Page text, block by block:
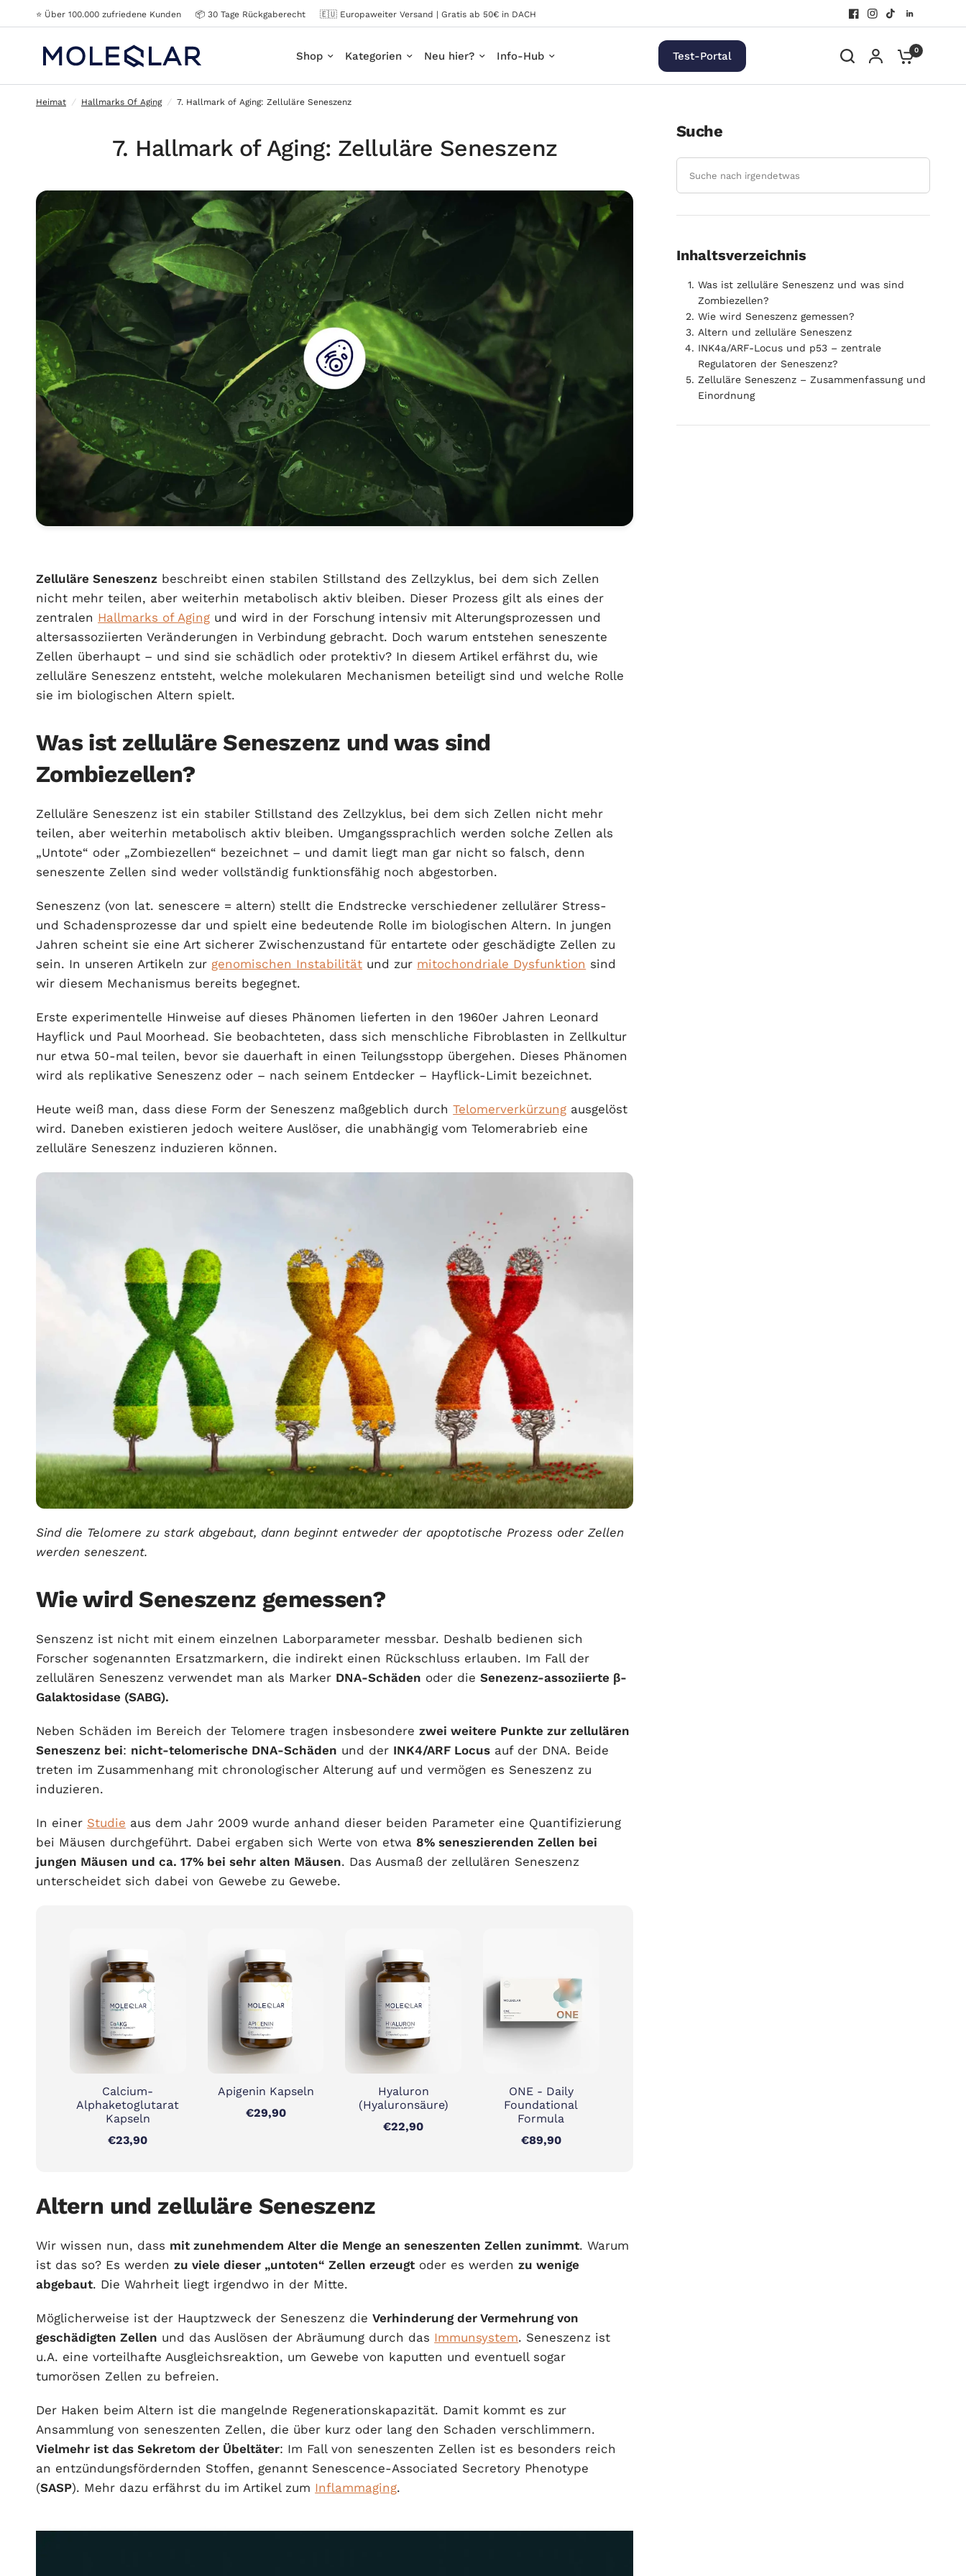
⭐️ Über 100.000 zufriedene Kunden 📦 30 Tage Rückgaberecht 🇪🇺 Europaweiter Versand | Gratis ab 50€ in DACH
Shop Kategorien Neu hier? Info-Hub Test-Portal 0
Heimat / Hallmarks Of Aging / 7. Hallmark of Aging: Zelluläre Seneszenz
7. Hallmark of Aging: Zelluläre Seneszenz
Zelluläre Seneszenz beschreibt einen stabilen Stillstand des Zellzyklus, bei dem sich Zellen
nicht mehr teilen, aber weiterhin metabolisch aktiv bleiben. Dieser Prozess gilt als eines der
zentralen Hallmarks of Aging und wird in der Forschung intensiv mit Alterungsprozessen und
altersassoziierten Veränderungen in Verbindung gebracht. Doch warum entstehen seneszente
Zellen überhaupt – und sind sie schädlich oder protektiv? In diesem Artikel erfährst du, wie
zelluläre Seneszenz entsteht, welche molekularen Mechanismen beteiligt sind und welche Rolle
sie im biologischen Altern spielt.
Was ist zelluläre Seneszenz und was sind
Zombiezellen?
Zelluläre Seneszenz ist ein stabiler Stillstand des Zellzyklus, bei dem sich Zellen nicht mehr
teilen, aber weiterhin metabolisch aktiv bleiben. Umgangssprachlich werden solche Zellen als
„Untote“ oder „Zombiezellen“ bezeichnet – und damit liegt man gar nicht so falsch, denn
seneszente Zellen sind weder vollständig funktionsfähig noch abgestorben.
Seneszenz (von lat. senescere = altern) stellt die Endstrecke verschiedener zellulärer Stress-
und Schadensprozesse dar und spielt eine bedeutende Rolle im biologischen Altern. In jungen
Jahren scheint sie eine Art sicherer Zwischenzustand für entartete oder geschädigte Zellen zu
sein. In unseren Artikeln zur genomischen Instabilität und zur mitochondriale Dysfunktion sind
wir diesem Mechanismus bereits begegnet.
Erste experimentelle Hinweise auf dieses Phänomen lieferten in den 1960er Jahren Leonard
Hayflick und Paul Moorhead. Sie beobachteten, dass sich menschliche Fibroblasten in Zellkultur
nur etwa 50-mal teilen, bevor sie dauerhaft in einen Teilungsstopp übergehen. Dieses Phänomen
wird als replikative Seneszenz oder – nach seinem Entdecker – Hayflick-Limit bezeichnet.
Heute weiß man, dass diese Form der Seneszenz maßgeblich durchTelomerverkürzung ausgelöst
wird. Daneben existieren jedoch weitere Auslöser, die unabhängig vom Telomerabrieb eine
zelluläre Seneszenz induzieren können.
Sind die Telomere zu stark abgebaut, dann beginnt entweder der apoptotische Prozess oder Zellen
werden seneszent.
Wie wird Seneszenz gemessen?
Senszenz ist nicht mit einem einzelnen Laborparameter messbar. Deshalb bedienen sich
Forscher sogenannten Ersatzmarkern, die indirekt einen Rückschluss erlauben. Im Fall der
zellulären Seneszenz verwendet man als Marker DNA-Schäden oder dieSenezenz-assoziierte β-
Galaktosidase (SABG).
Neben Schäden im Bereich der Telomere tragen insbesonderezwei weitere Punkte zur zellulären
Seneszenz bei: nicht-telomerische DNA-Schäden und der INK4/ARF Locus auf der DNA. Beide
treten im Zusammenhang mit chronologischer Alterung auf und vermögen es Seneszenz zu
induzieren.
In einer Studie aus dem Jahr 2009 wurde anhand dieser beiden Parameter eine Quantifizierung
bei Mäusen durchgeführt. Dabei ergaben sich Werte von etwa 8% seneszierenden Zellen bei
jungen Mäusen und ca. 17% bei sehr alten Mäusen. Das Ausmaß der zellulären Seneszenz
unterscheidet sich dabei von Gewebe zu Gewebe.
Calcium-
Alphaketoglutarat
Kapseln
€23,90
Apigenin Kapseln
€29,90
Hyaluron
(Hyaluronsäure)
€22,90
ONE - Daily
Foundational
Formula
€89,90
Altern und zelluläre Seneszenz
Wir wissen nun, dass mit zunehmendem Alter die Menge an seneszenten Zellen zunimmt. Warum
ist das so? Es werdenzu viele dieser „untoten“ Zellen erzeugt oder es werdenzu wenige
abgebaut. Die Wahrheit liegt irgendwo in der Mitte.
Möglicherweise ist der Hauptzweck der Seneszenz dieVerhinderung der Vermehrung von
geschädigten Zellen und das Auslösen der Abräumung durch das Immunsystem. Seneszenz ist
u.A. eine vorteilhafte Ausgleichsreaktion, um Gewebe von kaputten und eventuell sogar
tumorösen Zellen zu befreien.
Der Haken beim Altern ist die mangelnde Regenerationskapazität. Damit kommt es zur
Ansammlung von seneszenten Zellen, die über kurz oder lang den Schaden verschlimmern.
Vielmehr ist das Sekretom der Übeltäter: Im Fall von seneszenten Zellen ist es besonders reich
an entzündungsfördernden Stoffen, genannt Senescence-Associated Secretory Phenotype
(SASP). Mehr dazu erfährst du im Artikel zum Inflammaging.
Suche
Inhaltsverzeichnis
Was ist zelluläre Seneszenz und was sind
Zombiezellen?
Wie wird Seneszenz gemessen?
Altern und zelluläre Seneszenz
INK4a/ARF-Locus und p53 – zentrale
Regulatoren der Seneszenz?
Zelluläre Seneszenz – Zusammenfassung und
Einordnung